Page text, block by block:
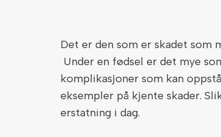
Det er den som er skadet som
Under en fødsel er det mye
komplikasjoner som kan
eksempler på kjente skader.
erstatning i dag.